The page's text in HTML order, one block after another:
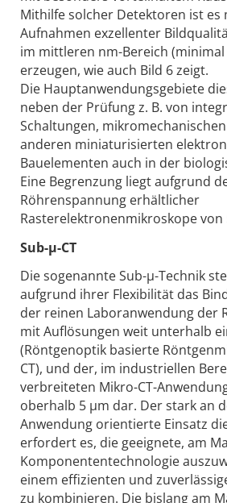
Mithilfe solcher Detektoren ist es
Aufnahmen exzellenter
im mittleren nm-Bereich (minimal
erzeugen, wie auch Bild 6 zeigt.
Die Hauptanwendungsgebiete
neben der Prüfung z. B. von
Schaltungen,
anderen miniaturisierten
Bauelementen auch in der
Eine Begrenzung liegt aufgrund
Röhrenspannung erhältlicher
Rasterelektronenmikroskope von
Sub-µ-CT
Die sogenannte Sub-µ-Technik
aufgrund ihrer Flexibilität das
der reinen Laboranwendung der
mit Auflösungen weit unterhalb
(Röntgenoptik basierte
CT), und der, im industriellen
verbreiteten Mikro-CT-
oberhalb 5 µm dar. Der stark an
Anwendung orientierte Einsatz
erfordert es, die geeignete, am
Komponententechnologie
einem effizienten und
zu kombinieren. Die bislang am